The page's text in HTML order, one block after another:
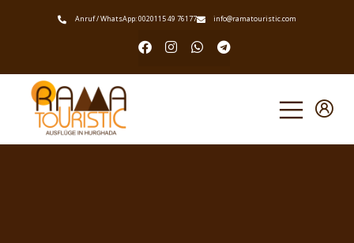
Anruf / WhatsApp: 0020115 49 76177 info@ramatouristic.com